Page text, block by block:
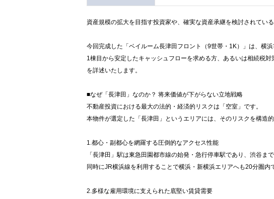
資産規模の拡大を目指す投資家や、確実な資産承継を検討されてい
今回完成した「ベイルーム長津田フロント（9世帯・1K）」は、横
1棟目から安定したキャッシュフローを求める方、あるいは相続税
を詳述いたします。
■なぜ「長津田」なのか？ 将来価値が下がらない立地戦略
不動産投資における最大の法的・経済的リスクは「空室」です。
本物件が選定した「長津田」というエリアには、そのリスクを構造
1.都心・副都心を網羅する圧倒的なアクセス性能
「長津田」駅は東急田園都市線の始発・急行停車駅であり、渋谷ま
同時にJR横浜線を利用することで横浜・新横浜エリアへも20分圏
2.多様な雇用環境に支えられた底堅い賃貸需要